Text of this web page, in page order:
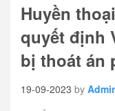
Huyền
quyết định
bị thoát án
19-09-2023 by